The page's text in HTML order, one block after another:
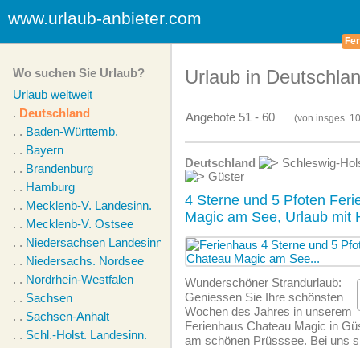
www.urlaub-anbieter.com
Wo suchen Sie Urlaub?
Urlaub weltweit
. Deutschland
. . Baden-Württemb.
. . Bayern
. . Brandenburg
. . Hamburg
. . Mecklenb-V. Landesinn.
. . Mecklenb-V. Ostsee
. . Niedersachsen Landesinn.
. . Niedersachs. Nordsee
. . Nordrhein-Westfalen
. . Sachsen
. . Sachsen-Anhalt
. . Schl.-Holst. Landesinn.
Urlaub in
Angebote 51 - 60 (von insges.
Deutschland
Schleswig-
Güster
4 Sterne und 5 Pfoten
Magic am See, Urlaub mit
Wunderschöner Strandurlaub:
Geniessen Sie Ihre schönsten
Wochen des Jahres in unserem
Ferienhaus Chateau Magic in
am schönen Prüsssee. Bei uns